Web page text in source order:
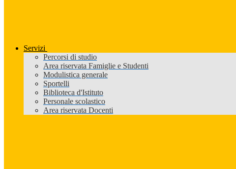
Servizi
Percorsi di studio
Area riservata Famiglie e Studenti
Modulistica generale
Sportelli
Biblioteca d'Istituto
Personale scolastico
Area riservata Docenti